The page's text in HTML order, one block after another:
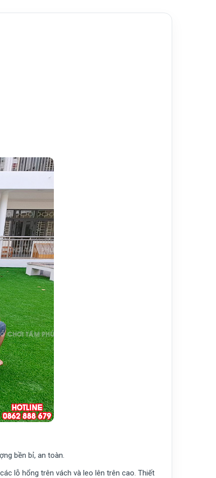
bền bỉ, an toàn.
lỗ hổng trên vách và leo lên trên cao. Thiết